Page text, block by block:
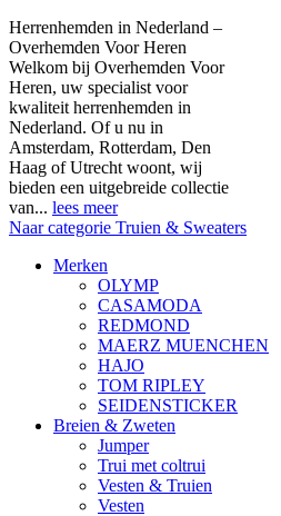
Herrenhemden in Nederland –
Overhemden Voor Heren
Welkom bij Overhemden Voor
Heren, uw specialist voor
kwaliteit herrenhemden in
Nederland. Of u nu in
Amsterdam, Rotterdam, Den
Haag of Utrecht woont, wij
bieden een uitgebreide collectie
van... lees meer
Naar categorie Truien & Sweaters
Merken
OLYMP
CASAMODA
REDMOND
MAERZ MUENCHEN
HAJO
TOM RIPLEY
SEIDENSTICKER
Breien & Zweten
Jumper
Trui met coltrui
Vesten & Truien
Vesten